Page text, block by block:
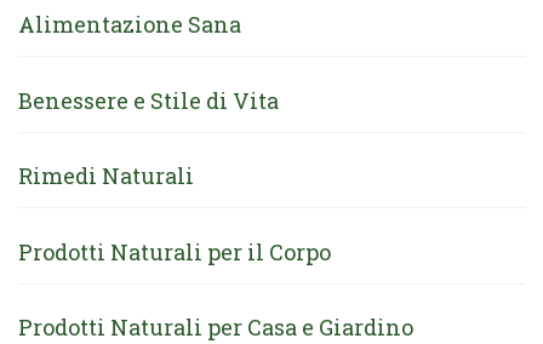
Alimentazione Sana
Benessere e Stile di Vita
Rimedi Naturali
Prodotti Naturali per il Corpo
Prodotti Naturali per Casa e Giardino